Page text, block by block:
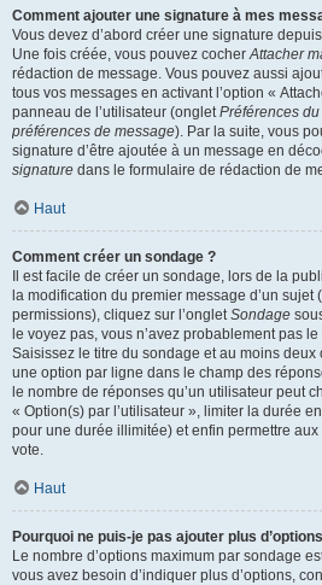
Comment ajouter une signature à mes
Vous devez d’abord créer une signature
Une fois créée, vous pouvez cocherAttacher
rédaction de message. Vous pouvez aussi
tous vos messages en activant l’option «
panneau de l’utilisateur (ongletPréférences
préférences de message). Par la suite, vous
signature d’être ajoutée à un message en
signature dans le formulaire de rédaction de
Haut
Comment créer un sondage ?
Il est facile de créer un sondage, lors de la
la modification du premier message d’un sujet
permissions), cliquez sur l’ongletSondage
le voyez pas, vous n’avez probablement pas
Saisissez le titre du sondage et au moins
une option par ligne dans le champ des
le nombre de réponses qu’un utilisateur peut
« Option(s) par l’utilisateur », limiter la durée
pour une durée illimitée) et enfin permettre
vote.
Haut
Pourquoi ne puis-je pas ajouter plus
Le nombre d’options maximum par sondage
vous avez besoin d’indiquer plus d’options,